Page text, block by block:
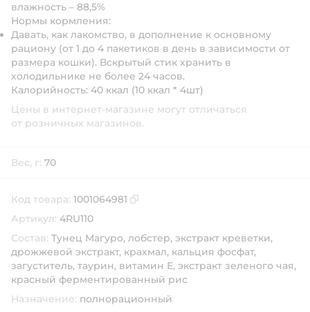
влажность – 88,5%
Нормы кормления:
Давать, как лакомство, в дополнение к основному
рациону (от 1 до 4 пакетиков в день в зависимости от
размера кошки). Вскрытый стик хранить в
холодильнике не более 24 часов.
Калорийность: 40 ккал (10 ккал * 4шт)
Цены в интернет-магазине могут отличаться
от розничных магазинов.
Вес, г: 70
Код товара: 1001064981
Артикул: 4RU110
Состав: Тунец Магуро, лобстер, экстракт креветки,
дрожжевой экстракт, крахмал, кальция фосфат,
загуститель, таурин, витамин Е, экстракт зеленого чая,
красный ферментированный рис
Назначение: полнорационный